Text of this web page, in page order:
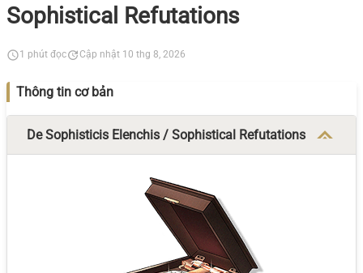
Sophistical Refutations
1 phút đọc Cập nhật 10 thg 8, 2026
Thông tin cơ bản
De Sophisticis Elenchis / Sophistical Refutations